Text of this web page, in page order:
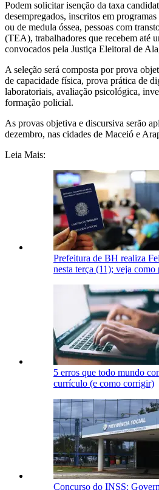
Podem solicitar isenção da taxa
desempregados, inscritos em
ou de medula óssea, pessoas com
(TEA), trabalhadores que recebem até
convocados pela Justiça Eleitoral de
A seleção será composta por prova
de capacidade física, prova prática de
laboratoriais, avaliação psicológica,
formação policial.
As provas objetiva e discursiva serão
dezembro, nas cidades de Maceió e
Leia Mais:
Prefeitura de BH realiza
nesta terça (11); veja como
5 erros que todo mundo
currículo (e como corrigir)
Concurso do INSS: